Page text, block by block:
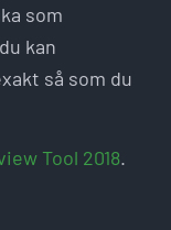
som
kan
så som du
Tool 2018.